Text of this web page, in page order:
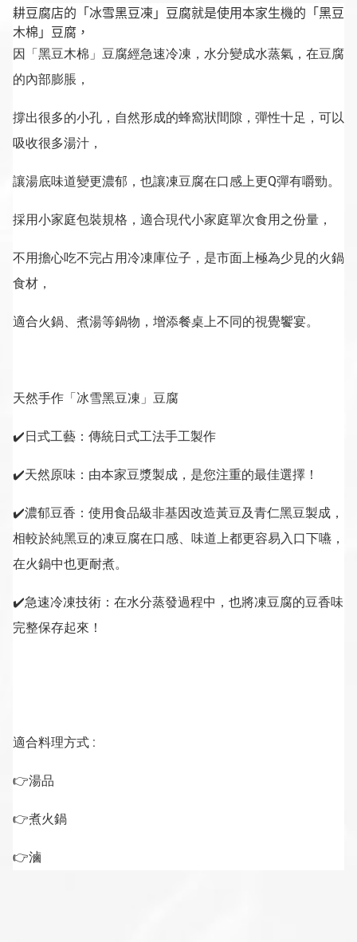
耕豆腐店的「冰雪黑豆凍」豆腐就是使用本家生機的「黑豆
木棉」豆腐，
因「黑豆木棉」豆腐經急速冷凍，水分變成水蒸氣，在豆腐
的內部膨脹，
撐出很多的小孔，自然形成的蜂窩狀間隙，彈性十足，可以
吸收很多湯汁，
讓湯底味道變更濃郁，也讓凍豆腐在口感上更Q彈有嚼勁。
採用小家庭包裝規格，適合現代小家庭單次食用之份量，
不用擔心吃不完占用冷凍庫位子，是市面上極為少見的火鍋
食材，
適合火鍋、煮湯等鍋物，增添餐桌上不同的視覺饗宴。
天然手作「冰雪黑豆凍」豆腐
✔️日式工藝：傳統日式工法手工製作
✔️天然原味：由本家豆漿製成，是您注重的最佳選擇！
✔️濃郁豆香：使用食品級非基因改造黃豆及青仁黑豆製成，
相較於純黑豆的凍豆腐在口感、味道上都更容易入口下嚥，
在火鍋中也更耐煮。
✔️急速冷凍技術：在水分蒸發過程中，也將凍豆腐的豆香味
完整保存起來！
適合料理方式 :
👉湯品
👉煮火鍋
👉滷